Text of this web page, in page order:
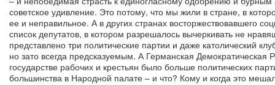
советское удивление. Это потому, что мы жили в стране, в
ее и неправильное. А в других странах восторжествовавшего
список депутатов, в котором разрешалось вычеркивать не
представлено три политические партии и даже католический
но зато всегда предсказуемым. А Германская
государстве рабочих и крестьян было больше политических
большинства в Народной палате – и что? Кому и когда это